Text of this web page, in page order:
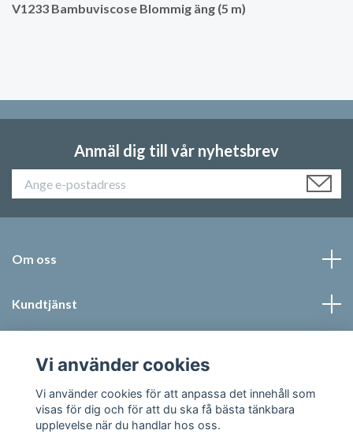
V1233 Bambuviscose Blommig äng (5 m)
Anmäl dig till vår nyhetsbrev
Om oss
Kundtjänst
Sociala medier
Vi använder cookies
Vi använder cookies för att anpassa det innehåll som
visas för dig och för att du ska få bästa tänkbara
upplevelse när du handlar hos oss.